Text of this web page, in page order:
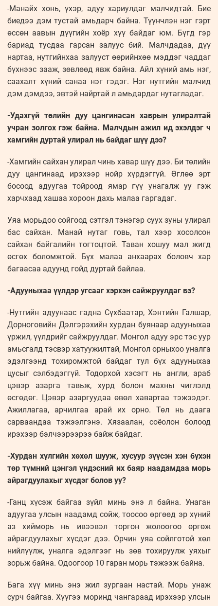
-Манайх хонь, үхэр, адуу хариулдаг малчидтай. Бие
биедээ дэм тустай амьдарч байна. Түүнчлэн нэг гэрт
өссөн аавын дүүгийн хоёр хүү байдаг юм. Бүгд гэр
бариад тусдаа гарсан залуус бий. Малчдадаа, дүү
нартаа, нутгийнхаа залууст өөрийнхөө мэддэг чаддаг
бүхнээс зааж, зөвлөөд явж байна. Айл хүний амь нэг,
саахалт хүний санаа нэг гэдэг. Нэг нутгийн малчид
дэм дэмдээ, эвтэй найртай л амьдардаг нутагладаг.
-Удахгүй төлийн дуу цангинасан хаврын улиралтай
учран золгох гэж байна. Малчдын ажил ид эхэлдэг ч
хамгийн дуртай улирал нь байдаг шүү дээ?
-Хамгийн сайхан улирал чинь хавар шүү дээ. Би төлийн
дуу цангинаад ирэхээр нойр хүрдэггүй. Өглөө эрт
босоод адуугаа тойроод ямар гүү унагалж уу гэж
харчхаад хашаа хороон дахь малаа гаргадаг.
Уяа морьдоо сойгоод сэтгэл тэнэгэр суух зуны улирал
бас сайхан. Манай нутаг говь, тал хээр хосолсон
сайхан байгалийн тогтоцтой. Таван хошуу мал жигд
өсгөх боломжтой. Бүх малаа анхаарах боловч хар
багаасаа адуунд гойд дуртай байлаа.
-Адууныхаа үүлдэр угсааг хэрхэн сайжруулдаг вэ?
-Нутгийн адуунаас гадна Сүхбаатар, Хэнтийн Галшар,
Дорноговийн Дэлгэрэхийн хурдан буянаар адууныхаа
үржил, үүлдрийг сайжруулдаг. Монгол адуу эрс тэс уур
амьсгалд тэсвэр хатуужилтай, Монгол орныхоо уналга
эдэлгээнд тохиромжтой байдаг тул бүх адууныхаа
цусыг сэлбэдэггүй. Тодорхой хэсэгт нь англи, араб
цэвэр азарга тавьж, хурд болон махны чиглэлд
өсгөдөг. Цэвэр азаргуудаа өвөл хавартаа тэжээдэг.
Ажиллагаа, арчилгаа арай их орно. Төл нь даага
сарваандаа тэжээлгэнэ. Хязаалан, соёолон болоод
ирэхээр бэлчээрээрээ байж байдаг.
-Хурдан хүлгийн хөхөл шууж, хусуур зүүсэн хэн бүхэн
төр түмний цэнгэл үндэсний их баяр наадамдаа морь
айрагдуулахыг хүсдэг болов уу?
-Ганц хүсэж байгаа зүйл минь энэ л байна. Унаган
адуугаа улсын наадамд сойж, тоосоо өргөөд эр хүний
аз хийморь нь ивээвэл торгон жолоогоо өргөж
айрагдуулахыг хүсдэг дээ. Орчин уяа сойлготой хөл
нийлүүлж, уналга эдэлгээг нь зөв тохируулж уяхыг
зорьж байна. Одоогоор 10 гаран морь тэжээж байна.
Бага хүү минь энэ жил зургаан настай. Морь унаж
сурч байгаа. Хүүгээ моринд чангараад ирэхээр улсын